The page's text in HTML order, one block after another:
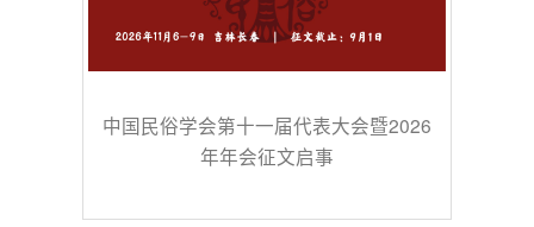
中国民俗学会第十一届代表大会暨2026
年年会征文启事